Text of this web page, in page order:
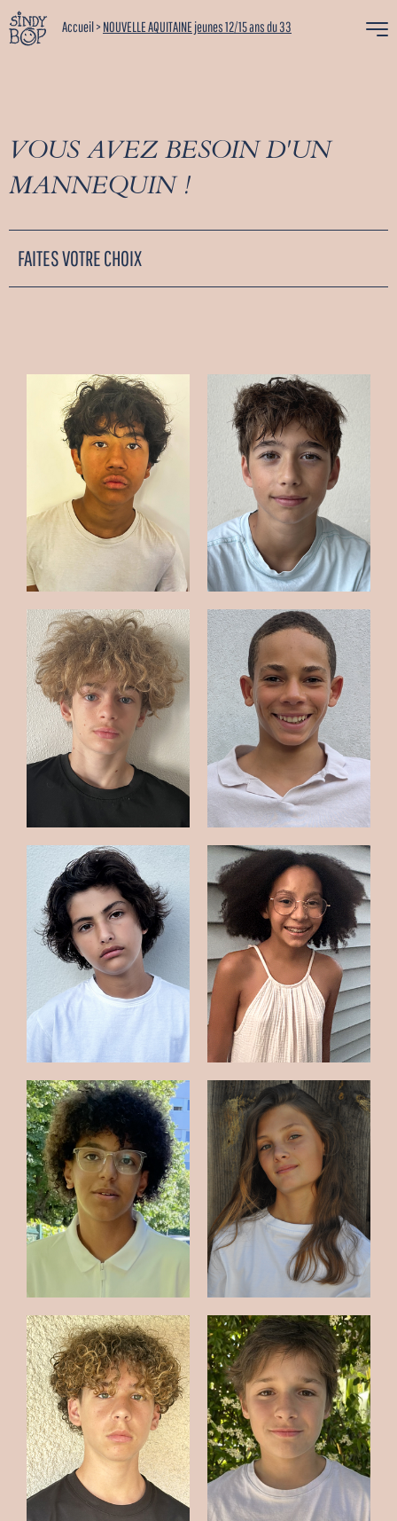
Accueil>NOUVELLE AQUITAINE jeunes 12/15 ans du 33
VOUS AVEZ BESOIN D'UN
MANNEQUIN !
FAITES VOTRE CHOIX